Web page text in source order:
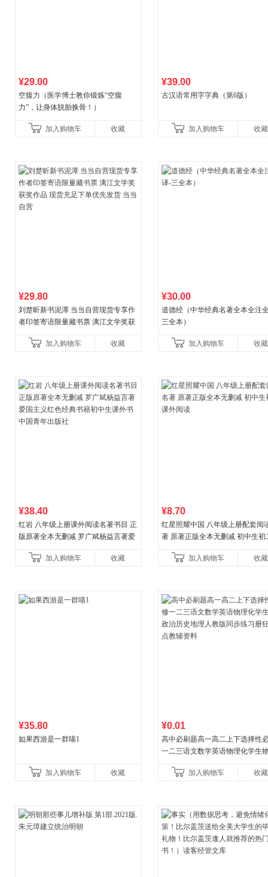
¥29.00
空腹力（医学博士教你锻炼“空腹
力”，让身体脱胎换骨！）
加入购物车 收藏
¥39.00
古汉语常用字字典（第6版）
加入购物车 收藏
¥29.80
刘楚昕新书泥潭 当当自营现货专享作
者印签寄语限量藏书票 漓江文学奖获
加入购物车 收藏
¥30.00
道德经（中华经典名著全本全注
三全本）
加入购物车 收藏
¥38.40
红岩 八年级上册课外阅读名著书目 正
版原著全本无删减 罗广斌杨益言著爱
国青年出版社加入购物车 收藏
¥8.70
红星照耀中国 八年级上册配套阅
著 原著正版全本无删减 初中生初
加入购物车
收藏
¥35.80
如果西游是一群喵1
加入购物车 收藏
¥0.01
高中必刷题高一高二上下选择性
一二三语文数学英语物理化学生
教辅资料加入购物车 收藏